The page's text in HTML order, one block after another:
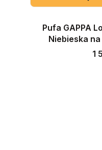
Pufa GAPPA
Niebieska
1